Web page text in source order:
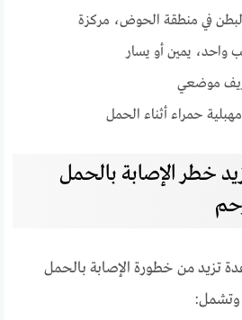
البطن في منطقة الحوض، مركزة
واحد، يمين أو يسار
موضعي
حمراء أثناء الحمل
خطر الإصابة بالحمل
تزيد من خطورة الإصابة بالحمل
وتشمل: